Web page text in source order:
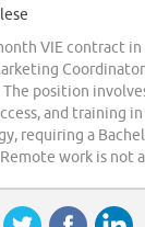
VIE contract in
position
and training in
requiring a
work is not